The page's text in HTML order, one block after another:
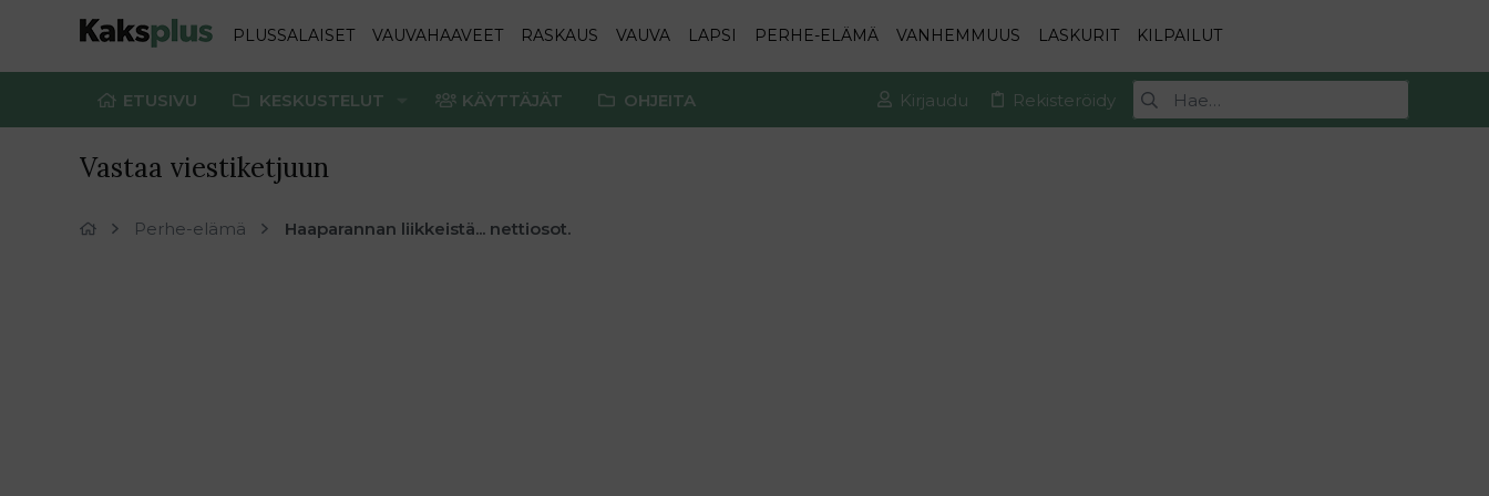
PLUSSALAISET VAUVAHAAVEET RASKAUS VAUVA LAPSI PERHE-ELÄMÄ VANHEMMUUS LASKURIT KILPAILUT
ETUSIVU KESKUSTELUT KÄYTTÄJÄT OHJEITA Kirjaudu Rekisteröidy
Vastaa viestiketjuun
Perhe-elämä Haaparannan liikkeistä... nettiosot.